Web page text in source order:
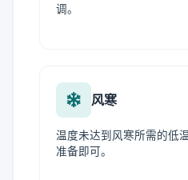
调。
风寒
温度未达到风寒所需的低
准备即可。